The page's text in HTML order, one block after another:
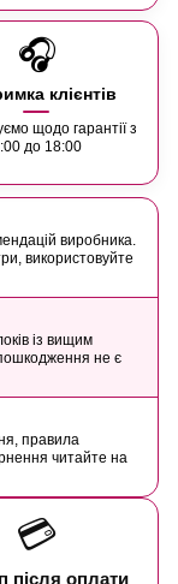
🎧
клієнтів
щодо гарантії з
до 18:00
виробника.
використовуйте
із вищим
не є
правила
читайте на
💳
після оплати